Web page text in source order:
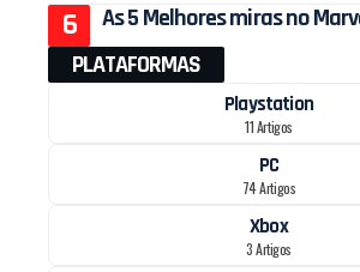
As 5 Melhores miras no
PLATAFORMAS
Playstation
11 Artigos
PC
74 Artigos
Xbox
3 Artigos